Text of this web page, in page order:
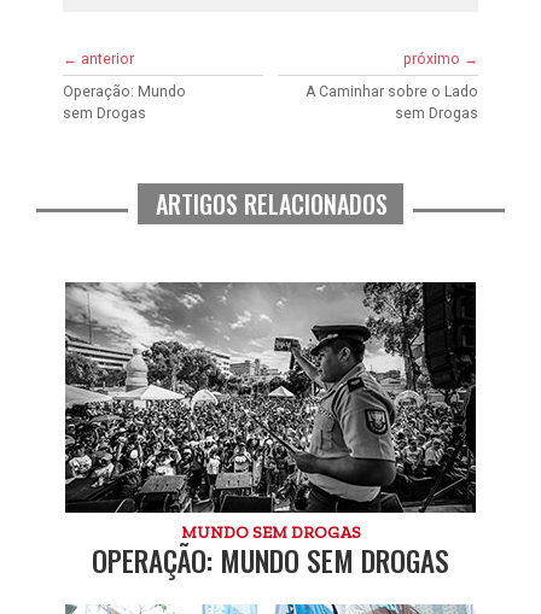
← anterior
Operação: Mundo
sem Drogas
próximo →
A Caminhar sobre o Lado
sem Drogas
ARTIGOS RELACIONADOS
MUNDO SEM DROGAS
OPERAÇÃO: MUNDO SEM DROGAS